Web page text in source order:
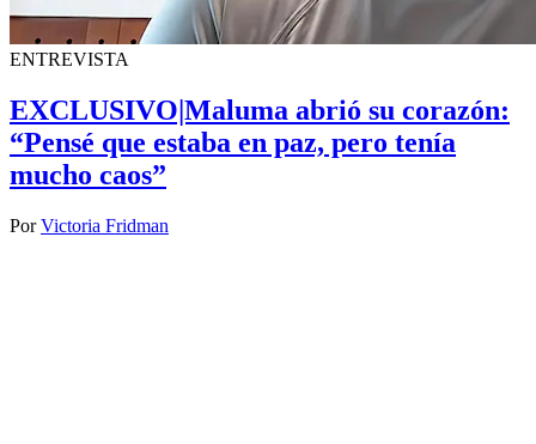
ENTREVISTA
EXCLUSIVO|Maluma abrió su corazón:
“Pensé que estaba en paz, pero tenía
mucho caos”
PorVictoria Fridman